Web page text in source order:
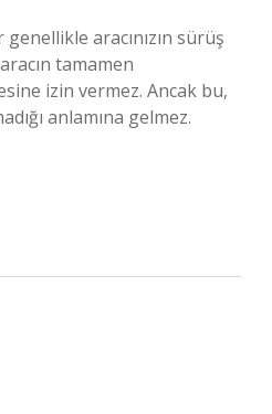
aracınızın sürüş
tamamen
izin vermez. Ancak bu,
anlamına gelmez.